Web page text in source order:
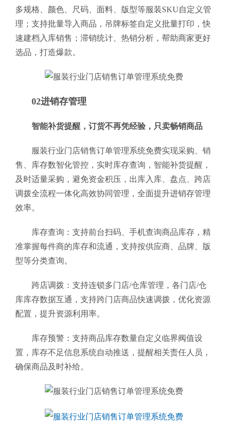
多规格、颜色、尺码、面料、版型等服装SKU自定义管
理；支持批量导入商品，吊牌标签自定义批量打印，快
速建档入库销售；滞销统计、热销分析，帮助商家更好
选品，打造爆款。
02进销存管理
智能补货提醒，订货不再凭经验，只卖畅销商品
服装行业门店销售订单管理系统免费实现采购、销
售、库存数智化管控，实时库存查询，智能补货提醒，
及时适量采购，避免资金积压，出库入库、盘点、跨店
调拨全流程一体化高效协同管理，全面提升进销存管理
效率。
库存查询：支持前台扫码、手机查询商品库存，精
准掌握每件商的库存和流通，支持按供应商、品牌、版
型等分类查询。
跨店调拨：支持连锁多门店/仓库管理，各门店/仓
库库存数据互通，支持跨门店商品快速调拨，优化资源
配置，提升资源利用率。
库存预警：支持商品库存数量自定义临界阀值设
置，库存不足信息系统自动推送，提醒相关责任人员，
确保商品及时补给。